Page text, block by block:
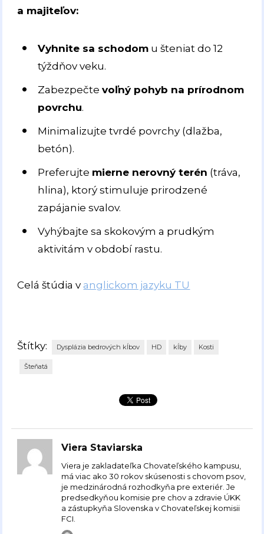
a majiteľov:
Vyhnite sa schodom u šteniat do 12
týždňov veku.
Zabezpečtevoľný pohyb na prírodnom
povrchu.
Minimalizujte tvrdé povrchy (dlažba,
betón).
Preferujte mierne nerovný terén (tráva,
hlina), ktorý stimuluje prirodzené
zapájanie svalov.
Vyhýbajte sa skokovým a prudkým
aktivitám v období rastu.
Celá štúdia v anglickom jazyku TU
Štítky: Dysplázia bedrových kĺbov HD kĺby Kosti
Šteňatá
Viera Staviarska
Viera je zakladateľka Chovateľského kampusu,
má viac ako 30 rokov skúsenosti s chovom psov,
je medzinárodná rozhodkyňa pre exteriér. Je
predsedkyňou komisie pre chov a zdravie ÚKK
a zástupkyňa Slovenska v Chovateľskej komisii
FCI.